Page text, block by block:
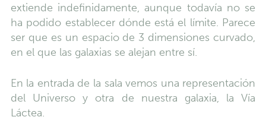
extiende indefinidamente, aunque todavía no se
ha podido establecer dónde está el límite. Parece
ser que es un espacio de 3 dimensiones curvado,
en el que las galaxias se alejan entre sí.
En la entrada de la sala vemos una representación
del Universo y otra de nuestra galaxia, la Vía
Láctea.